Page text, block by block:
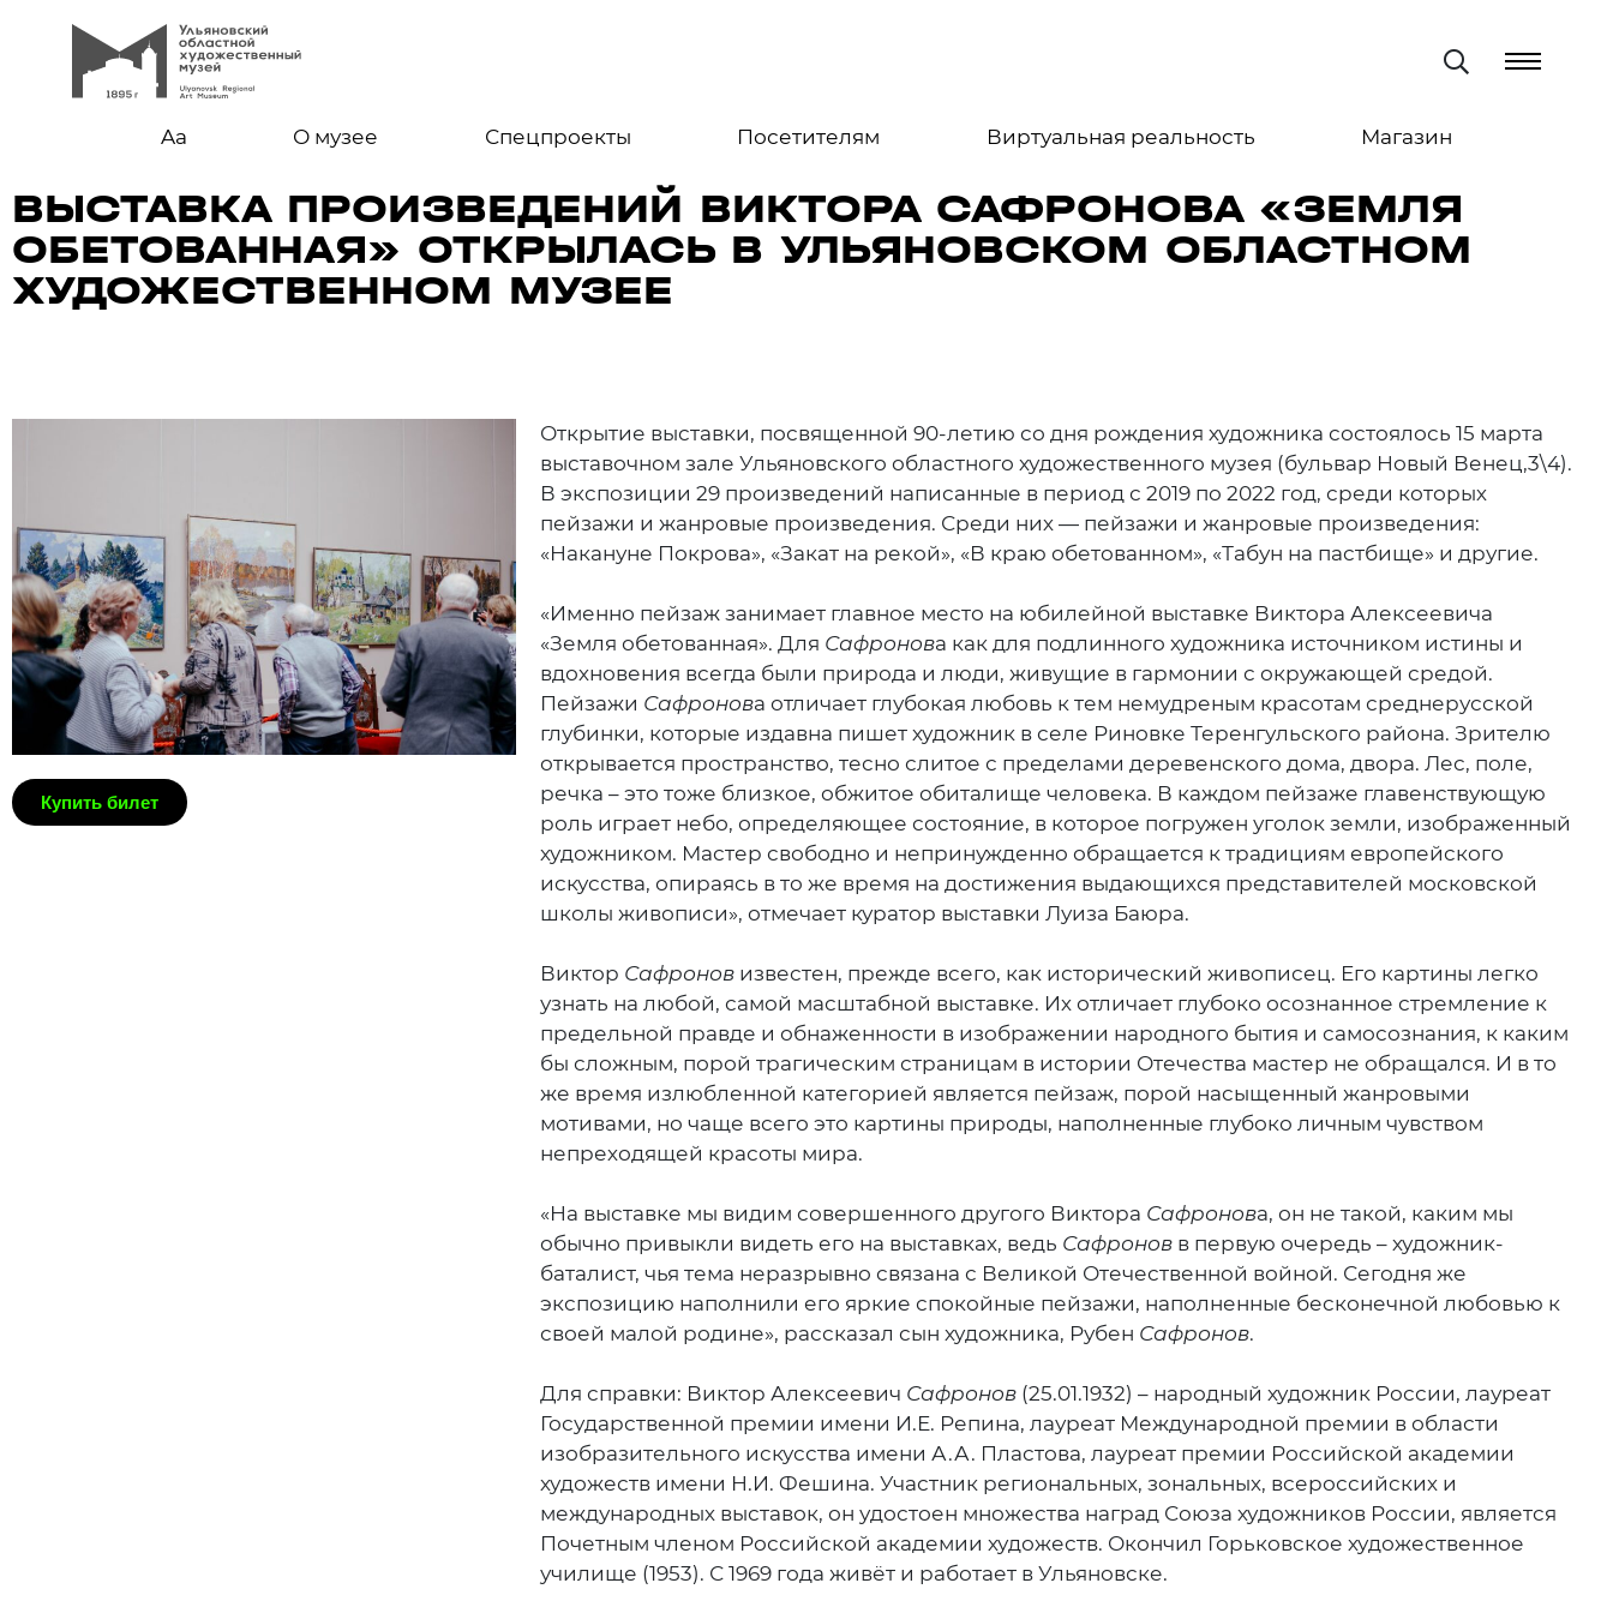
Aa О музее Спецпроекты Посетителям Виртуальная реальность Магазин
ВЫСТАВКА ПРОИЗВЕДЕНИЙ ВИКТОРА САФРОНОВА «ЗЕМЛЯ
ОБЕТОВАННАЯ» ОТКРЫЛАСЬ В УЛЬЯНОВСКОМ ОБЛАСТНОМ
ХУДОЖЕСТВЕННОМ МУЗЕЕ
Купить билет
Открытие выставки, посвященной 90-летию со дня рождения художника состоялось 15 марта
выставочном зале Ульяновского областного художественного музея (бульвар Новый Венец,3\4).
В экспозиции 29 произведений написанные в период с 2019 по 2022 год, среди которых
пейзажи и жанровые произведения. Среди них — пейзажи и жанровые произведения:
«Накануне Покрова», «Закат на рекой», «В краю обетованном», «Табун на пастбище» и другие.
«Именно пейзаж занимает главное место на юбилейной выставке Виктора Алексеевича
«Земля обетованная». Для Сафронова как для подлинного художника источником истины и
вдохновения всегда были природа и люди, живущие в гармонии с окружающей средой.
Пейзажи Сафронова отличает глубокая любовь к тем немудреным красотам среднерусской
глубинки, которые издавна пишет художник в селе Риновке Теренгульского района. Зрителю
открывается пространство, тесно слитое с пределами деревенского дома, двора. Лес, поле,
речка – это тоже близкое, обжитое обиталище человека. В каждом пейзаже главенствующую
роль играет небо, определяющее состояние, в которое погружен уголок земли, изображенный
художником. Мастер свободно и непринужденно обращается к традициям европейского
искусства, опираясь в то же время на достижения выдающихся представителей московской
школы живописи», отмечает куратор выставки Луиза Баюра.
Виктор Сафроновизвестен, прежде всего, как исторический живописец. Его картины легко
узнать на любой, самой масштабной выставке. Их отличает глубоко осознанное стремление к
предельной правде и обнаженности в изображении народного бытия и самосознания, к каким
бы сложным, порой трагическим страницам в истории Отечества мастер не обращался. И в то
же время излюбленной категорией является пейзаж, порой насыщенный жанровыми
мотивами, но чаще всего это картины природы, наполненные глубоко личным чувством
непреходящей красоты мира.
«На выставке мы видим совершенного другого Виктора Сафронова, он не такой, каким мы
обычно привыкли видеть его на выставках, ведь Сафроновв первую очередь – художник-
баталист, чья тема неразрывно связана с Великой Отечественной войной. Сегодня же
экспозицию наполнили его яркие спокойные пейзажи, наполненные бесконечной любовью к
своей малой родине», рассказал сын художника, Рубен Сафронов.
Для справки: Виктор Алексеевич Сафронов(25.01.1932) – народный художник России, лауреат
Государственной премии имени И.Е. Репина, лауреат Международной премии в области
изобразительного искусства имени А.А. Пластова, лауреат премии Российской академии
художеств имени Н.И. Фешина. Участник региональных, зональных, всероссийских и
международных выставок, он удостоен множества наград Союза художников России, является
Почетным членом Российской академии художеств. Окончил Горьковское художественное
училище (1953). С 1969 года живёт и работает в Ульяновске.